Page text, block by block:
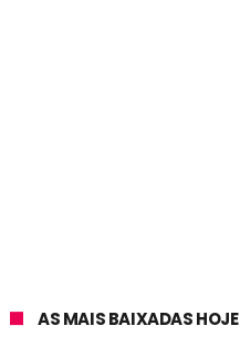
AS MAIS BAIXADAS HOJE